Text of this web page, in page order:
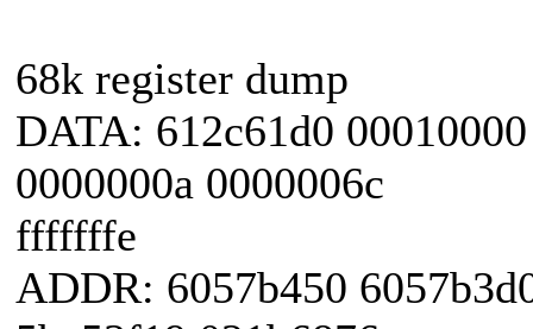
68k register dump
DATA: 612c61d0
0000000a 0000006c
fffffffe
ADDR: 6057b450